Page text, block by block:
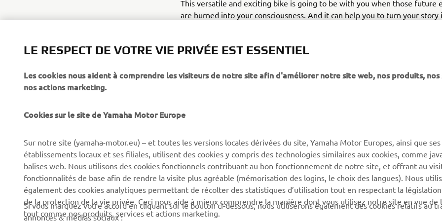
This versatile and exciting bike is going to be with you when those future
are burned into your consciousness. And it can help you to turn your story
CORPORATE
Découvrez Yamaha
Événements
Press
Yamaha Motor e-brochures
BUSINESS
Systèmes pour vélos
électriques (VAE) Yamaha
Terrains de golf
Premiers intervenants
MyYamaha
Yamaha Music
Yamaha Racing
Yamaha Motor Global
Catalogue des pièces
Réserver un entretien
Réseau Yamaha
Gestion des déchets de
batteries
LE RESPECT DE VOTRE VIE PRIVÉE EST ESSENTIEL
Les cookies nous aident à comprendre les visiteurs de notre site afin d'améliorer notre site web, nos produits, nos
nos actions marketing.
Cookies sur le site de Yamaha Motor Europe
Sur notre site (yamaha-motor.eu) – et toutes les versions locales dérivées du site, Yamaha Motor Europes, ainsi que ses
établissements locaux et ses filiales, utilisent des cookies y compris des technologies similaires aux cookies, comme
balises web. Nous utilisons des cookies fonctionnels contribuant au bon fonctionnement de notre site, et offrant au
fonctionnalités de base afin de rendre la visite plus agréable (mémorisation des logins, le choix des langues). Nous
également des cookies analytiques permettant de récolter des statistiques d’utilisation tout en respectant la
de la protection de la vie privée. Ceci nous aide à mieux comprendre la manière dont vous utilisez notre site en vue de
tout comme nos produits, services et actions marketing.
Si vous marquez votre accord en cliquant sur le bouton ci-dessous, nous utiliserons également des cookies relatifs au
annonces & médias sociaux :